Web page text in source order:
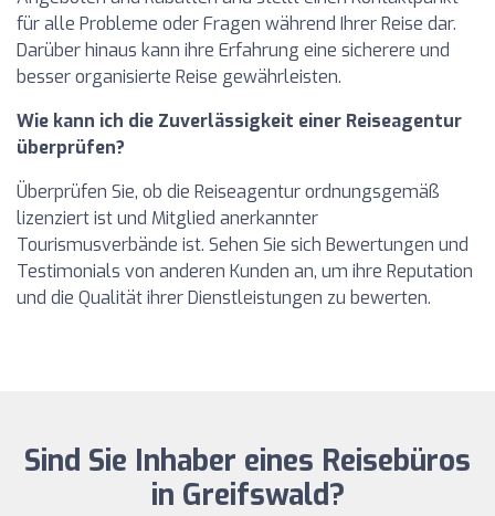
für alle Probleme oder Fragen während Ihrer Reise dar.
Darüber hinaus kann ihre Erfahrung eine sicherere und
besser organisierte Reise gewährleisten.
Wie kann ich die Zuverlässigkeit einer Reiseagentur
überprüfen?
Überprüfen Sie, ob die Reiseagentur ordnungsgemäß
lizenziert ist und Mitglied anerkannter
Tourismusverbände ist. Sehen Sie sich Bewertungen und
Testimonials von anderen Kunden an, um ihre Reputation
und die Qualität ihrer Dienstleistungen zu bewerten.
Sind Sie Inhaber eines Reisebüros
in Greifswald?